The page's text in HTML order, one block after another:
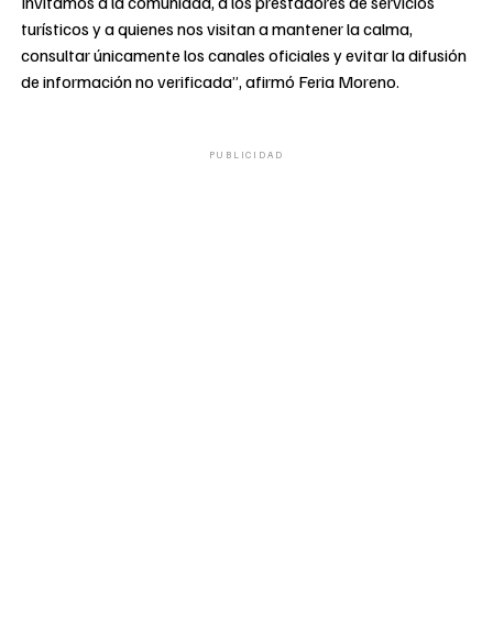
turísticos y a quienes nos visitan a mantener la calma,
consultar únicamente los canales oficiales y evitar la difusión
de información no verificada”, afirmó Feria Moreno.
PUBLICIDAD